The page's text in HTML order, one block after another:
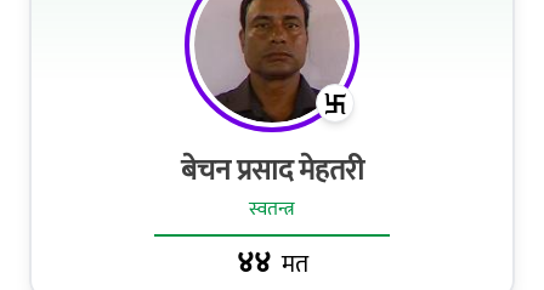
बेचन प्रसाद मेहतरी
स्वतन्त्र
४४ मत